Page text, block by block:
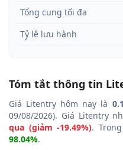
Tổng cung tối đa
Tỷ lệ lưu hành
Tóm tắt thông tin
Giá Litentry hôm nay là
09/08/2026). Giá Litentry
qua (giảm -19.49%).
98.04%.